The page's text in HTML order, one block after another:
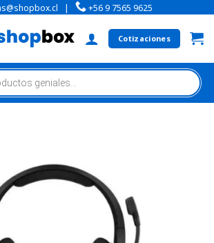
| +56 9 7565 9625
Cotizaciones